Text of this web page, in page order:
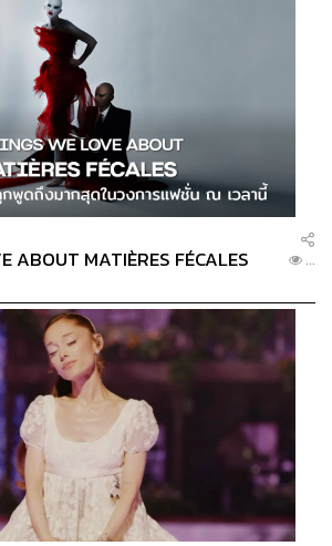
ABOUT MATIÈRES FÉCALES ...